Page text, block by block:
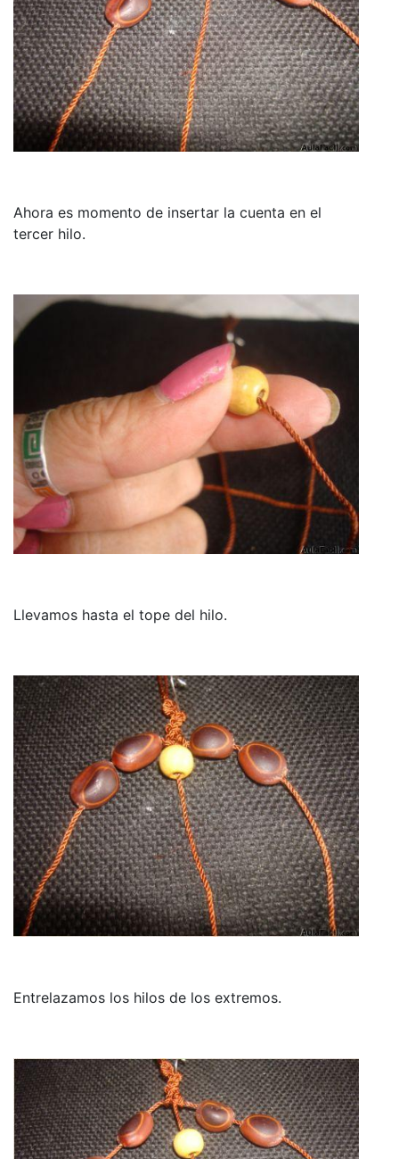
Ahora es momento de insertar la cuenta en el
tercer hilo.
Llevamos hasta el tope del hilo.
Entrelazamos los hilos de los extremos.